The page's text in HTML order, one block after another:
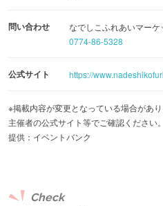
問い合わせ
なでしこふれあいマーケ
0774-86-5328
公式サイト https://
※掲載内容が変更となっている場合があ
主催者の公式サイト等でご確認ください。
提供：イベントバンク
Check